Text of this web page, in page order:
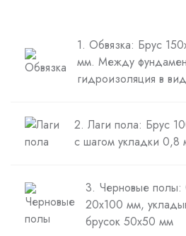
1. Обвязка: Брус
мм. Между
гидроизоляция в
2. Лаги пола: Брус
с шагом укладки 0,8
3. Черновые полы:
20х100 мм,
брусок 50х50 мм